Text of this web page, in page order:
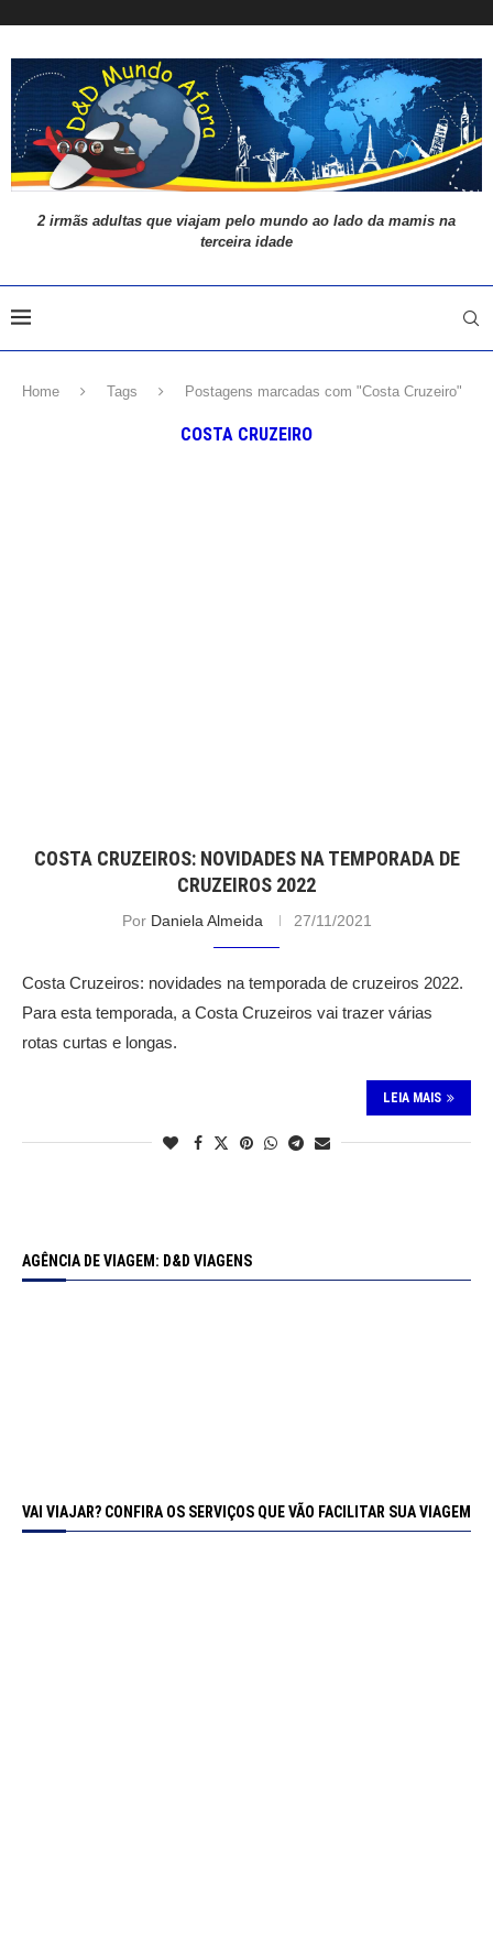
2 irmãs adultas que viajam pelo mundo ao lado da mamis na
terceira idade
Home Tags Postagens marcadas com "Costa Cruzeiro"
COSTA CRUZEIRO
COSTA CRUZEIROS: NOVIDADES NA TEMPORADA DE
CRUZEIROS 2022
Por Daniela Almeida 27/11/2021
Costa Cruzeiros: novidades na temporada de cruzeiros 2022.
Para esta temporada, a Costa Cruzeiros vai trazer várias
rotas curtas e longas.
LEIA MAIS
AGÊNCIA DE VIAGEM: D&D VIAGENS
VAI VIAJAR? CONFIRA OS SERVIÇOS QUE VÃO FACILITAR SUA VIAGEM